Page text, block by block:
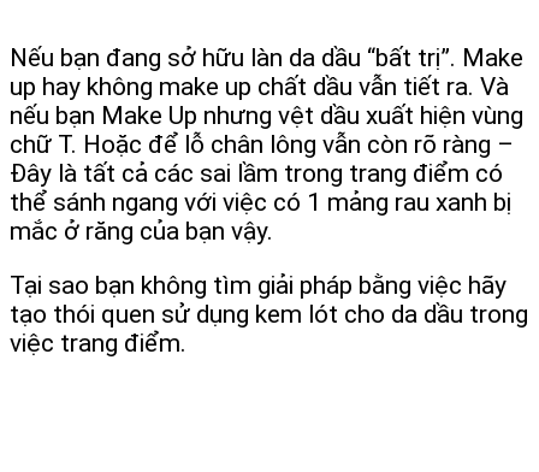
Nếu bạn đang sở hữu làn da dầu “bất trị”. Make
up hay không make up chất dầu vẫn tiết ra. Và
nếu bạn Make Up nhưng vệt dầu xuất hiện vùng
chữ T. Hoặc để lỗ chân lông vẫn còn rõ ràng –
Đây là tất cả các sai lầm trong trang điểm có
thể sánh ngang với việc có 1 mảng rau xanh bị
mắc ở răng của bạn vậy.
Tại sao bạn không tìm giải pháp bằng việc hãy
tạo thói quen sử dụng kem lót cho da dầu trong
việc trang điểm.